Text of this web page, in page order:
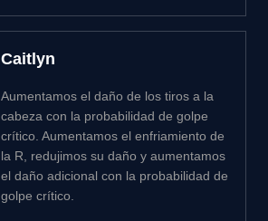
Caitlyn
Aumentamos el daño de los tiros a la
cabeza con la probabilidad de golpe
crítico. Aumentamos el enfriamiento de
la R, redujimos su daño y aumentamos
el daño adicional con la probabilidad de
golpe crítico.